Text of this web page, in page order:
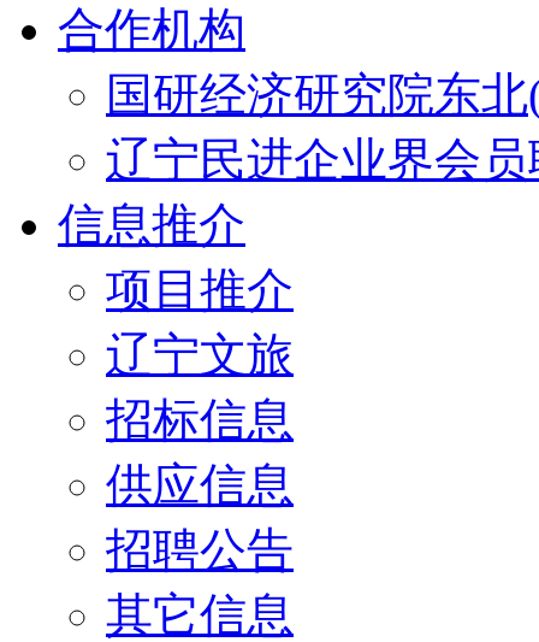
合作机构
国研经济研究院东
辽宁民进企业界会
信息推介
项目推介
辽宁文旅
招标信息
供应信息
招聘公告
其它信息